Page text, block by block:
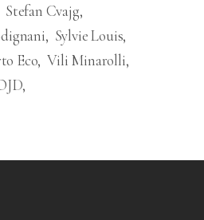
Stefan Cvajg
Sylvie Louis
Eco Vili Minarolli